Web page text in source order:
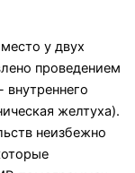
у двух
проведением
желтуха).
неизбежно